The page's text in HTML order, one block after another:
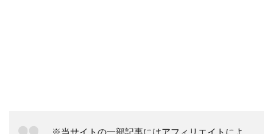
※当サイトの一部記事にはアフィリエイトによ